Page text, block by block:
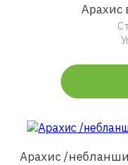
Арахис
Арахис /